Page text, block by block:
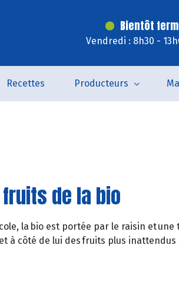
Bientôt
Vendredi : 8h30 -
Recettes Producteurs
de la bio
la bio est portée par le raisin et
à côté de lui des fruits plus